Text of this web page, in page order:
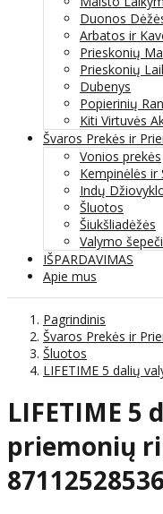
Duonos
Arbatos ir
Prieskonių
Prieskonių
Dubenys
Popierinių
Kiti Virtuvės
Švaros Prekės ir
Vonios prekės
Kempinėlės ir
Indų
Šluotos
Šiukšliadėžės
Valymo
IŠPARDAVIMAS
Apie mus
Pagrindinis
Švaros Prekės ir
Šluotos
LIFETIME 5 dalių
LIFETIME 5
priemonių